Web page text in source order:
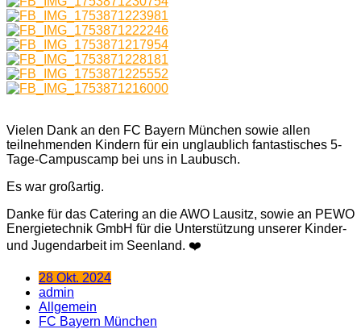
Vielen Dank an den FC Bayern München sowie allen
teilnehmenden Kindern für ein unglaublich fantastisches 5-
Tage-Campuscamp bei uns in Laubusch.
Es war großartig.
Danke für das Catering an die AWO Lausitz, sowie an PEWO
Energietechnik GmbH für die Unterstützung unserer Kinder-
und Jugendarbeit im Seenland. ❤️
28 Okt. 2024
admin
Allgemein
FC Bayern München